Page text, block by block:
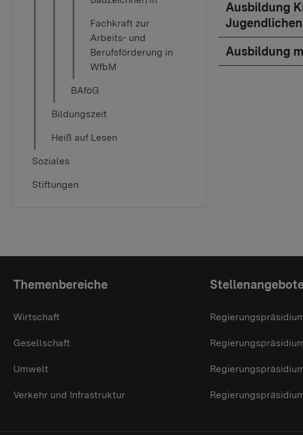
Fachkraft zur
Arbeits- und
Berufsförderung in
WfbM
BAföG
Bildungszeit
Heiß auf Lesen
Soziales
Stiftungen
Ausbildung
Ausbildung
Themenübersicht
Themenbereiche
Wirtschaft
Gesellschaft
Umwelt
Verkehr und Infrastruktur